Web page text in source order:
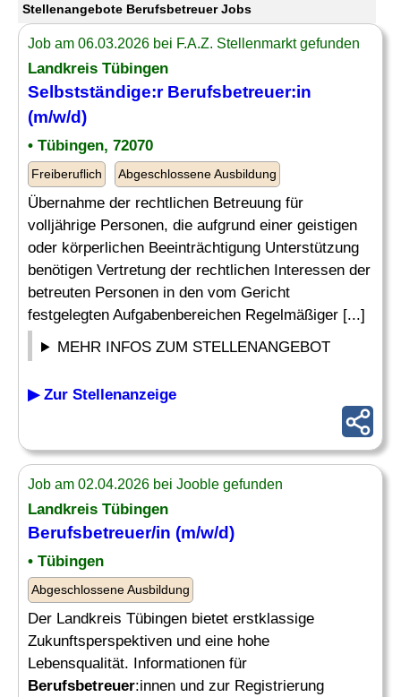
Stellenangebote Berufsbetreuer Jobs
Job am 06.03.2026 bei F.A.Z. Stellenmarkt gefunden
Landkreis Tübingen
Selbstständige:r Berufsbetreuer:in
(m/w/d)
• Tübingen, 72070
Freiberuflich Abgeschlossene Ausbildung
Übernahme der rechtlichen Betreuung für
volljährige Personen, die aufgrund einer geistigen
oder körperlichen Beeinträchtigung Unterstützung
benötigen Vertretung der rechtlichen Interessen der
betreuten Personen in den vom Gericht
festgelegten Aufgabenbereichen Regelmäßiger [...]
MEHR INFOS ZUM STELLENANGEBOT
▶ Zur Stellenanzeige
Job am 02.04.2026 bei Jooble gefunden
Landkreis Tübingen
Berufsbetreuer/in (m/w/d)
• Tübingen
Abgeschlossene Ausbildung
Der Landkreis Tübingen bietet erstklassige
Zukunftsperspektiven und eine hohe
Lebensqualität. Informationen für
Berufsbetreuer:innen und zur Registrierung